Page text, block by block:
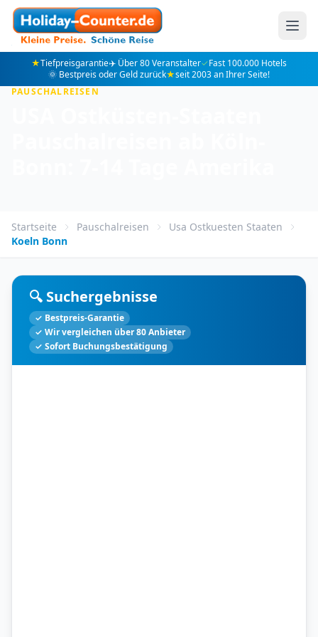
★Tiefpreisgarantie✈️ Über 80 Veranstalter✓Fast 100.000 Hotels
🌞 Bestpreis oder Geld zurück★seit 2003 an Ihrer Seite!
PAUSCHALREISEN
Startseite Pauschalreisen
Usa Ostkuesten Staaten
Koeln Bonn
🔍 Suchergebnisse
✓ Bestpreis-Garantie
✓ Wir vergleichen über 80 Anbieter
✓ Sofort Buchungsbestätigung